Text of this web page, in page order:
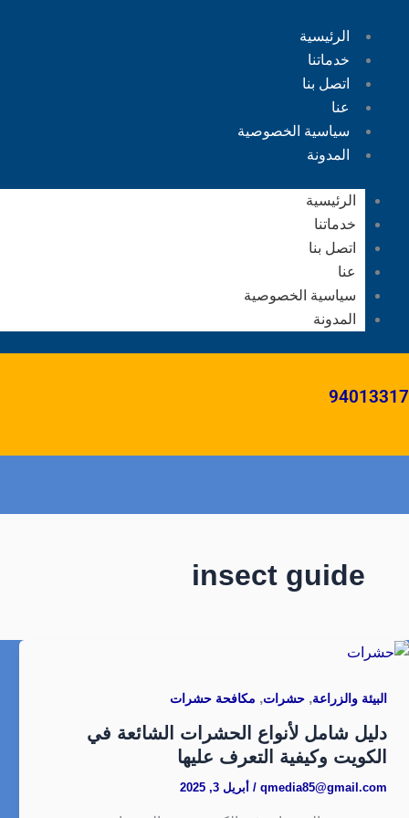
الرئيسية
خدماتنا
اتصل بنا
عنا
سياسية الخصوصية
المدونة
الرئيسية
خدماتنا
اتصل بنا
عنا
سياسية الخصوصية
المدونة
94013317
insect guide
البيئة والزراعة, حشرات, مكافحة حشرات
دليل شامل لأنواع الحشرات الشائعة في
الكويت وكيفية التعرف عليها
qmedia85@gmail.com
/ أبريل 3, 2025